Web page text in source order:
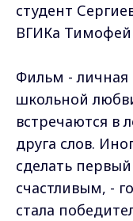
студент
ВГИКа
Фильм - личная
школьной
встречаются в
друга слов.
сделать
счастливым, -
стала